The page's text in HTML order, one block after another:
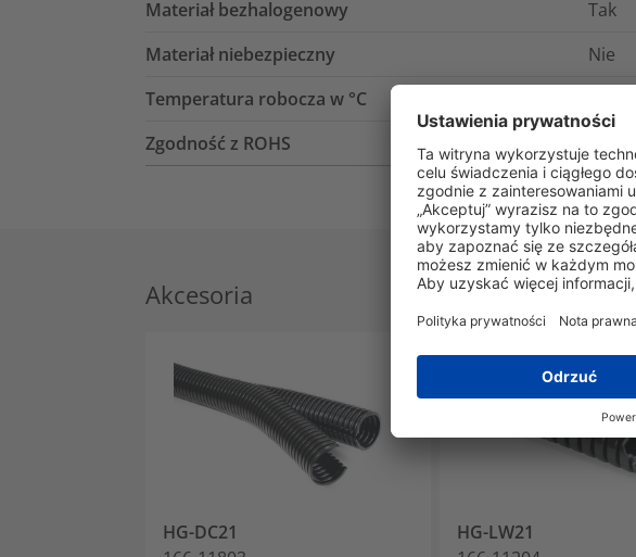
Materiał bezhalogenowy
Tak
Materiał niebezpieczny
Nie
Temperatura robocza w °C
Zgodność z ROHS
Tak
Akcesoria
HG-DC21
HG-LW21